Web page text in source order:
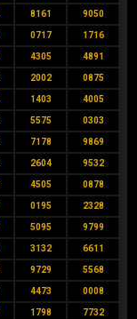
8161 9050
0717 1716
4305 4891
2002 0875
1403 4005
5575 0303
7178 9869
2604 9532
4505 0878
0195 2328
5095 9799
3132 6611
9729 5568
4473 0008
1798 7732